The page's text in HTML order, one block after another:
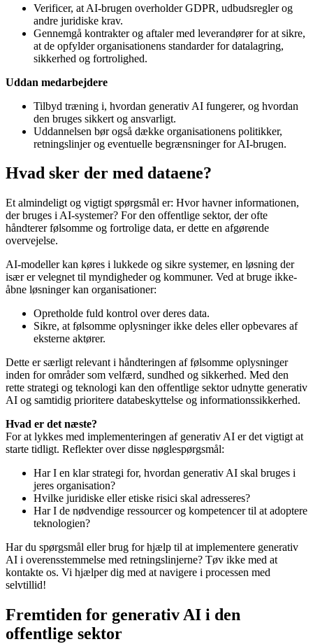
Verificer, at AI-brugen overholder GDPR, udbudsregler og
andre juridiske krav.
Gennemgå kontrakter og aftaler med leverandører for at sikre,
at de opfylder organisationens standarder for datalagring,
sikkerhed og fortrolighed.
Uddan medarbejdere
Tilbyd træning i, hvordan generativ AI fungerer, og hvordan
den bruges sikkert og ansvarligt.
Uddannelsen bør også dække organisationens politikker,
retningslinjer og eventuelle begrænsninger for AI-brugen.
Hvad sker der med dataene?
Et almindeligt og vigtigt spørgsmål er: Hvor havner informationen,
der bruges i AI-systemer? For den offentlige sektor, der ofte
håndterer følsomme og fortrolige data, er dette en afgørende
overvejelse.
AI-modeller kan køres i lukkede og sikre systemer, en løsning der
især er velegnet til myndigheder og kommuner. Ved at bruge ikke-
åbne løsninger kan organisationer:
Opretholde fuld kontrol over deres data.
Sikre, at følsomme oplysninger ikke deles eller opbevares af
eksterne aktører.
Dette er særligt relevant i håndteringen af følsomme oplysninger
inden for områder som velfærd, sundhed og sikkerhed. Med den
rette strategi og teknologi kan den offentlige sektor udnytte generativ
AI og samtidig prioritere databeskyttelse og informationssikkerhed.
Hvad er det næste?
For at lykkes med implementeringen af generativ AI er det vigtigt at
starte tidligt. Reflekter over disse nøglespørgsmål:
Har I en klar strategi for, hvordan generativ AI skal bruges i
jeres organisation?
Hvilke juridiske eller etiske risici skal adresseres?
Har I de nødvendige ressourcer og kompetencer til at adoptere
teknologien?
Har du spørgsmål eller brug for hjælp til at implementere generativ
AI i overensstemmelse med retningslinjerne? Tøv ikke med at
kontakte os. Vi hjælper dig med at navigere i processen med
selvtillid!
Fremtiden for generativ AI i den
offentlige sektor